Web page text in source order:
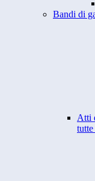
Bandi di
Atti